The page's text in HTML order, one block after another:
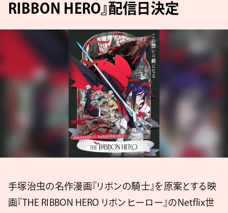
RIBBON HERO』配信日決定
手塚治虫の名作漫画『リボンの騎士』を原案とする映
画『THE RIBBON HERO リボンヒーロー』のNetflix世